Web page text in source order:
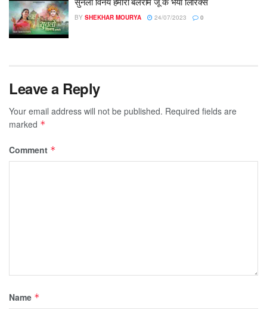
BY SHEKHAR MOURYA 24/07/2023 0
Leave a Reply
Your email address will not be published. Required fields are
marked *
Comment *
Name *